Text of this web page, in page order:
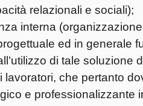
relazionali e sociali);
interna
ed in generale
di tale soluzione
che pertanto
e professionalizzante